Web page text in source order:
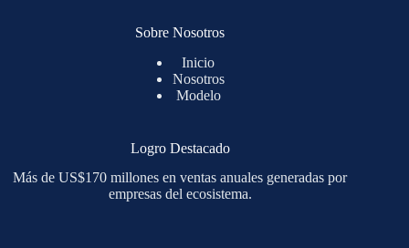
Sobre Nosotros
Inicio
Nosotros
Modelo
Logro Destacado
Más de US$170 millones en ventas anuales generadas por
empresas del ecosistema.